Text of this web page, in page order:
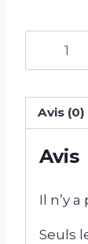
Addams
Avis (0)
Avis
Il n’y a
Seuls